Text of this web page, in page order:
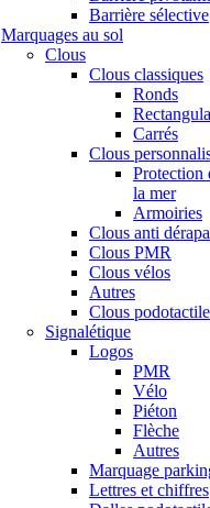
Barrière sélective
Marquages au sol
Clous
Clous classiques
Ronds
Carrés
Clous
Protection
la mer
Armoiries
Clous anti
Clous PMR
Clous vélos
Autres
Clous
Signalétique
Logos
PMR
Vélo
Piéton
Flèche
Autres
Marquage
Lettres et chiffres